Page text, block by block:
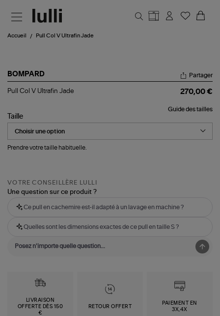
Accueil Pull Col V Ultrafin Jade
BOMPARD
Pull
Ultrafin
Jade
Partager
Pull Col V Ultrafin Jade 270,00 €
Guide des tailles
Taille
Prendre votre taille habituelle.
VOTRE CONSEILLÈRE LULLI
Une question sur ce produit ?
Ce pull en cachemire est-il adapté à un lavage en machine ?
Quelles sont les dimensions exactes de ce pull en taille S ?
LIVRAISON
OFFERTE DÈS 150
€
RETOUR OFFERT
PAIEMENT EN
3X,4X